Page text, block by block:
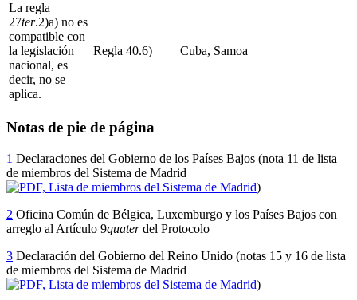
La regla
27ter.2)a) no es
compatible con
la legislación
nacional, es
decir, no se
aplica.
Regla 40.6) Cuba, Samoa
Notas de pie de página
1 Declaraciones del Gobierno de los Países Bajos (nota 11 de lista
de miembros del Sistema de Madrid
)
2 Oficina Común de Bélgica, Luxemburgo y los Países Bajos con
arreglo al Artículo 9quaterdel Protocolo
3 Declaración del Gobierno del Reino Unido (notas 15 y 16 de lista
de miembros del Sistema de Madrid
)